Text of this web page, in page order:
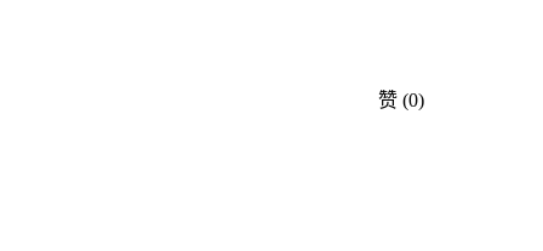
赞 (0)